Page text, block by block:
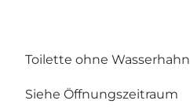
Toilette ohne Wasserhahn
Siehe Öffnungszeitraum